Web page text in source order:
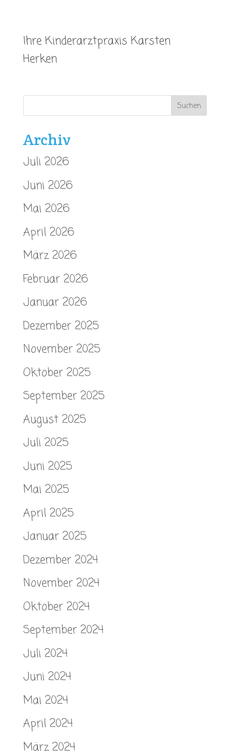
Ihre Kinderarztpraxis Karsten
Herken
Archiv
Juli 2026
Juni 2026
Mai 2026
April 2026
März 2026
Februar 2026
Januar 2026
Dezember 2025
November 2025
Oktober 2025
September 2025
August 2025
Juli 2025
Juni 2025
Mai 2025
April 2025
Januar 2025
Dezember 2024
November 2024
Oktober 2024
September 2024
Juli 2024
Juni 2024
Mai 2024
April 2024
März 2024